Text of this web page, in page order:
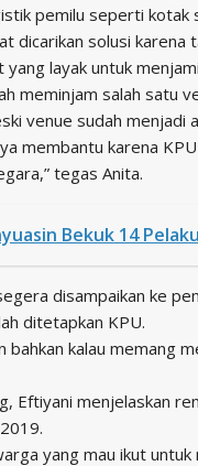
pemilu seperti kotak
dicarikan solusi
layak untuk
meminjam salah satu
venue sudah
membantu karena
tegas Anita.
Bekuk 14
disampaikan ke
ditetapkan KPU.
bahkan kalau memang
Eftiyani menjelaskan
yang mau ikut